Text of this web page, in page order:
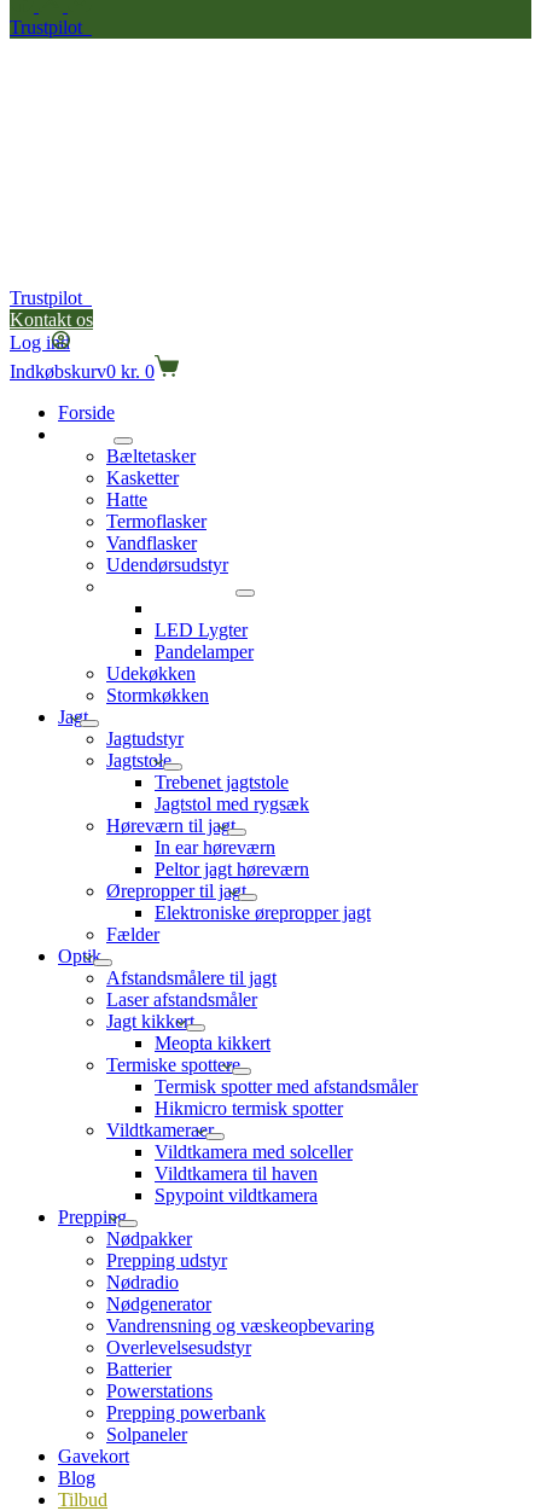
Trustpilot
Trustpilot
Kontakt os
Log ind
Indkøbskurv0 kr. 0
Forside
Outdoor
Bæltetasker
Kasketter
Hatte
Termoflasker
Vandflasker
Udendørsudstyr
Lamper og Lygter
LED Lygter
Pandelamper
Udekøkken
Stormkøkken
Jagt
Jagtudstyr
Jagtstole
Trebenet jagtstole
Jagtstol med rygsæk
Høreværn til jagt
In ear høreværn
Peltor jagt høreværn
Ørepropper til jagt
Elektroniske ørepropper jagt
Fælder
Optik
Afstandsmålere til jagt
Laser afstandsmåler
Jagt kikkert
Meopta kikkert
Termiske spottere
Termisk spotter med afstandsmåler
Hikmicro termisk spotter
Vildtkameraer
Vildtkamera med solceller
Vildtkamera til haven
Spypoint vildtkamera
Prepping
Nødpakker
Prepping udstyr
Nødradio
Nødgenerator
Vandrensning og væskeopbevaring
Overlevelsesudstyr
Batterier
Powerstations
Prepping powerbank
Solpaneler
Gavekort
Blog
Tilbud